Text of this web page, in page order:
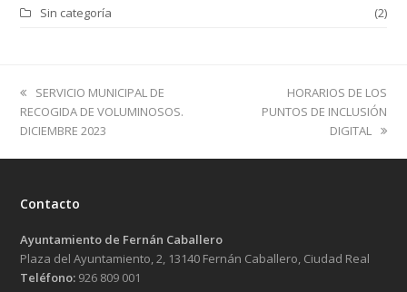
Sin categoría
(2)
previous
post:
SERVICIO MUNICIPAL DE
RECOGIDA DE VOLUMINOSOS.
DICIEMBRE 2023
next
post:
HORARIOS DE LOS
PUNTOS DE INCLUSIÓN
DIGITAL
Contacto
Ayuntamiento de Fernán Caballero
Plaza del Ayuntamiento, 2, 13140 Fernán Caballero, Ciudad Real
Teléfono: 926 809 001